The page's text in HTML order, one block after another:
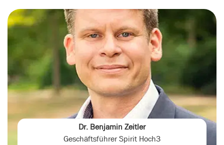
Dr. Benjamin Zeitler
Geschäftsführer Spirit Hoch3